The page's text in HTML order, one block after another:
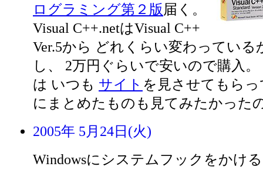
ログラミング第２版届く。
Visual C++.netはVisual C++
Ver.5から どれくらい変わっている
し、 2万円ぐらいで安いので購入。
は いつも サイト を見させてもら
にまとめたものも見てみたかった
2005年 5月24日(火)
Windowsにシステムフックをかけ